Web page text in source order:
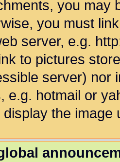
you may
you must
server, e.g.
to pictures
server) nor
e.g. hotmail or
display the